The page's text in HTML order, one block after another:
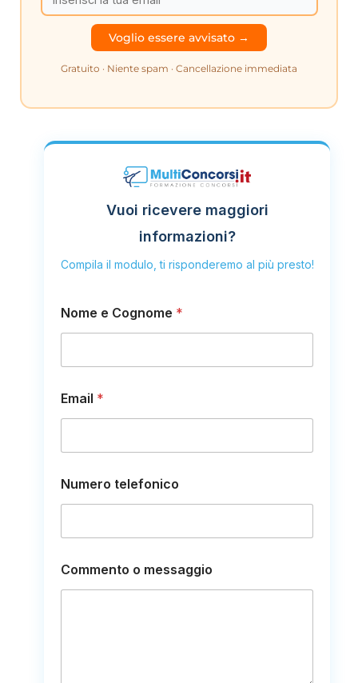
Gratuito · Niente spam · Cancellazione immediata
Vuoi ricevere maggiori
informazioni?
Compila il modulo, ti risponderemo al più presto!
*
e
Nome e Cognome *
Email *
Numero telefonico
Commento o messaggio